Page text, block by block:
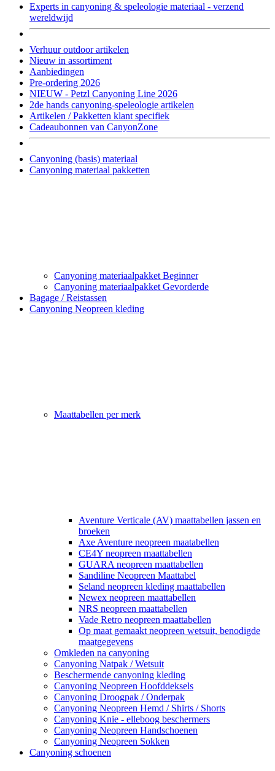
Experts in canyoning & speleologie materiaal - verzend
wereldwijd
Verhuur outdoor artikelen
Nieuw in assortiment
Aanbiedingen
Pre-ordering 2026
NIEUW - Petzl Canyoning Line 2026
2de hands canyoning-speleologie artikelen
Artikelen / Pakketten klant specifiek
Cadeaubonnen van CanyonZone
Canyoning (basis) materiaal
Canyoning materiaal pakketten
Canyoning materiaalpakket Beginner
Canyoning materiaalpakket Gevorderde
Bagage / Reistassen
Canyoning Neopreen kleding
Maattabellen per merk
Aventure Verticale (AV) maattabellen jassen en
broeken
Axe Aventure neopreen maatabellen
CE4Y neopreen maattabellen
GUARA neopreen maattabellen
Sandiline Neopreen Maattabel
Seland neopreen kleding maattabellen
Newex neopreen maattabellen
NRS neopreen maattabellen
Vade Retro neopreen maattabellen
Op maat gemaakt neopreen wetsuit, benodigde
maatgegevens
Omkleden na canyoning
Canyoning Natpak / Wetsuit
Beschermende canyoning kleding
Canyoning Neopreen Hoofddeksels
Canyoning Droogpak / Onderpak
Canyoning Neopreen Hemd / Shirts / Shorts
Canyoning Knie - elleboog beschermers
Canyoning Neopreen Handschoenen
Canyoning Neopreen Sokken
Canyoning schoenen